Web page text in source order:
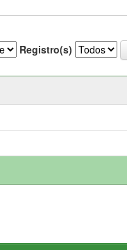
Registro(s)